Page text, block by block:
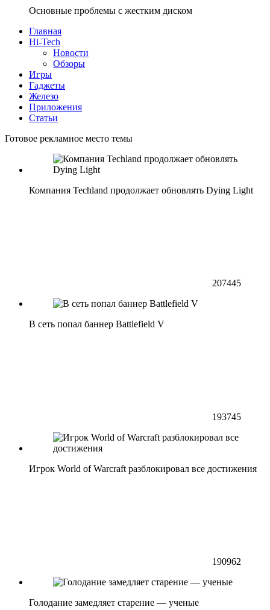
Основные проблемы с жестким диском
Главная
Hi-Tech
Новости
Обзоры
Игры
Гаджеты
Железо
Приложения
Статьи
Готовое рекламное место темы
Компания Techland продолжает обновлять Dying Light
207445
В сеть попал баннер Battlefield V
193745
Игрок World of Warcraft разблокировал все достижения
190962
Голодание замедляет старение — ученые